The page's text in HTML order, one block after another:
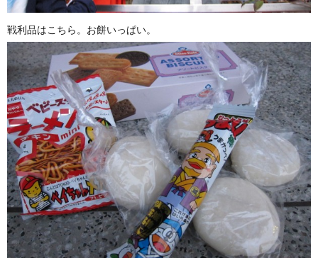
戦利品はこちら。お餅いっぱい。